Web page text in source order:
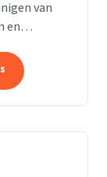
van
en